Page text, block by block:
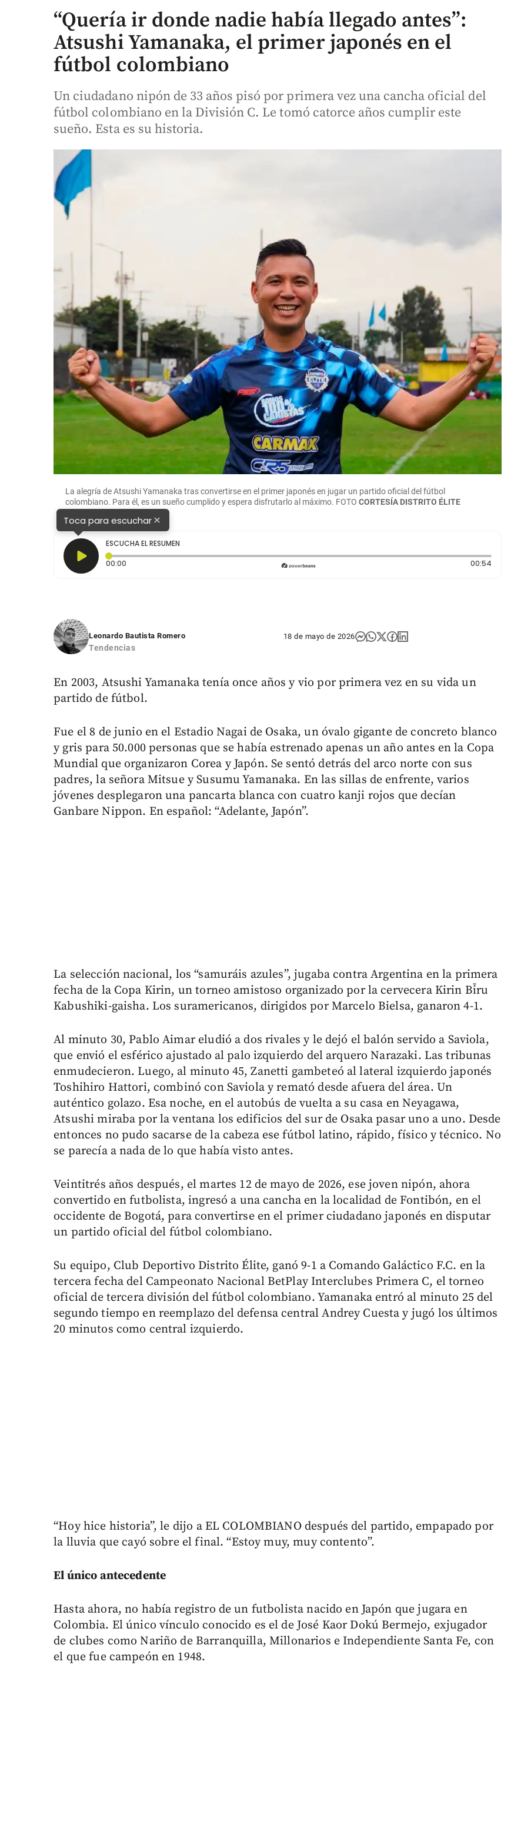
“Quería ir donde nadie había llegado antes”:
Atsushi Yamanaka, el primer japonés en el
fútbol colombiano
Un ciudadano nipón de 33 años pisó por primera vez una cancha oficial del
fútbol colombiano en la División C. Le tomó catorce años cumplir este
sueño. Esta es su historia.
La alegría de Atsushi Yamanaka tras convertirse en el primer japonés en jugar un partido oficial del fútbol
colombiano. Para él, es un sueño cumplido y espera disfrutarlo al máximo. FOTO CORTESÍA DISTRITO ÉLITE
Toca para escuchar×
ESCUCHA EL RESUMEN
00:00
00:54
Leonardo Bautista Romero
Tendencias
18 de mayo de 2026
En 2003, Atsushi Yamanaka tenía once años y vio por primera vez en su vida un
partido de fútbol.
Fue el 8 de junio en el Estadio Nagai de Osaka, un óvalo gigante de concreto blanco
y gris para 50.000 personas que se había estrenado apenas un año antes en la Copa
Mundial que organizaron Corea y Japón. Se sentó detrás del arco norte con sus
padres, la señora Mitsue y Susumu Yamanaka. En las sillas de enfrente, varios
jóvenes desplegaron una pancarta blanca con cuatro kanji rojos que decían
Ganbare Nippon. En español: “Adelante, Japón”.
La selección nacional, los “samuráis azules”, jugaba contra Argentina en la primera
fecha de la Copa Kirin, un torneo amistoso organizado por la cervecera Kirin Bīru
Kabushiki-gaisha. Los suramericanos, dirigidos por Marcelo Bielsa, ganaron 4-1.
Al minuto 30, Pablo Aimar eludió a dos rivales y le dejó el balón servido a Saviola,
que envió el esférico ajustado al palo izquierdo del arquero Narazaki. Las tribunas
enmudecieron. Luego, al minuto 45, Zanetti gambeteó al lateral izquierdo japonés
Toshihiro Hattori, combinó con Saviola y remató desde afuera del área. Un
auténtico golazo. Esa noche, en el autobús de vuelta a su casa en Neyagawa,
Atsushi miraba por la ventana los edificios del sur de Osaka pasar uno a uno. Desde
entonces no pudo sacarse de la cabeza ese fútbol latino, rápido, físico y técnico. No
se parecía a nada de lo que había visto antes.
Veintitrés años después, el martes 12 de mayo de 2026, ese joven nipón, ahora
convertido en futbolista, ingresó a una cancha en la localidad de Fontibón, en el
occidente de Bogotá, para convertirse en el primer ciudadano japonés en disputar
un partido oficial del fútbol colombiano.
Su equipo, Club Deportivo Distrito Élite, ganó 9-1 a Comando Galáctico F.C. en la
tercera fecha del Campeonato Nacional BetPlay Interclubes Primera C, el torneo
oficial de tercera división del fútbol colombiano. Yamanaka entró al minuto 25 del
segundo tiempo en reemplazo del defensa central Andrey Cuesta y jugó los últimos
20 minutos como central izquierdo.
“Hoy hice historia”, le dijo a EL COLOMBIANO después del partido, empapado por
la lluvia que cayó sobre el final. “Estoy muy, muy contento”.
El único antecedente
Hasta ahora, no había registro de un futbolista nacido en Japón que jugara en
Colombia. El único vínculo conocido es el de José Kaor Dokú Bermejo, exjugador
de clubes como Nariño de Barranquilla, Millonarios e Independiente Santa Fe, con
el que fue campeón en 1948.